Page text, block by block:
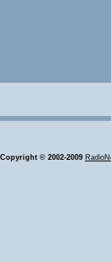
Copyright © 2002-2009